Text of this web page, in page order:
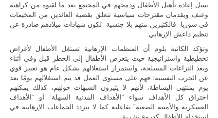
سبل إعادة تأهيل الأطفال ودمجهم في المجتمع بعد ما لقنوه من كراهية
وعنف ويقدمان مقترحات سياسية تتعلق بقضية العائدين من المخيمات
في سوريا فالكثيرين منهم بلا جنسية لكون شهادات ميلادهم صادرة عن
تنظيم داعش الإرهابي.
وتؤكد الكاتبة بلوم أن المنظمات الإرهابية تستغل الأطفال لأغراض
تخطيطية واستراتيجية حيث يتعرض الأطفال إلى الخطر قبل وفي أثناء
وبعد النزاعات المسلحة، واستمرار استغلالهم بشكل عام هو تعبير قوي
عن الحرب النفسية؛ فهم على مستوى العمل قد يتم استغلالهم يومًا بعد
يوم بمنتهى البساطة، لأنهم لا يثيرون الشبهات حولهم، كذلك يمكنهم
اختراق كل الأهداف سواء “الأهداف المدنية السهلة” أو “الأهداف
العسكرية والأمنية الصعبة” بفاعلية كما لا تتردد الجماعات الإرهابية في
استخدام الأطفال كدروع بشرية.